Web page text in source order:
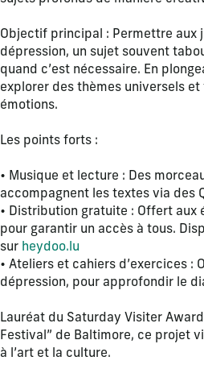
Objectif principal : Permettre aux
dépression, un sujet souvent
quand c’est nécessaire. En
explorer des thèmes universels
émotions.
Les points forts :
• Musique et lecture : Des
accompagnent les textes via des
• Distribution gratuite : Offert aux
pour garantir un accès à tous.
sur heydoo.lu
• Ateliers et cahiers d’exercices :
dépression, pour approfondir le
Lauréat du Saturday Visiter
Festival” de Baltimore, ce projet
à l’art et la culture.